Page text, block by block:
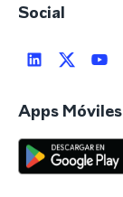
Social
Apps Móviles